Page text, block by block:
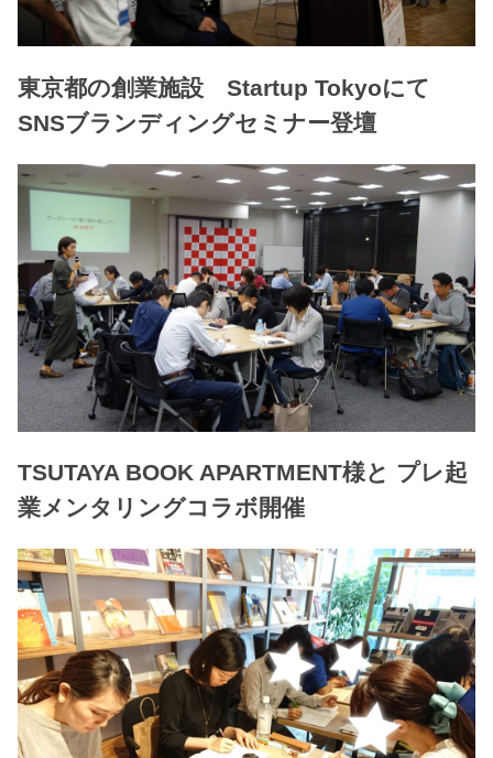
東京都の創業施設 Startup Tokyoにて
SNSブランディングセミナー登壇
TSUTAYA BOOK APARTMENT様と プレ起
業メンタリングコラボ開催